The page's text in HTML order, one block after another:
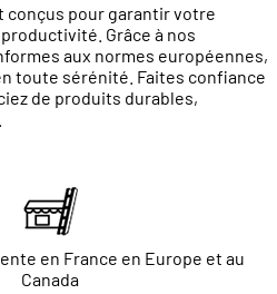
conçus pour garantir votre
Grâce à nos
aux normes européennes,
toute sérénité. Faites confiance
de produits durables,
en France en Europe et au
Canada